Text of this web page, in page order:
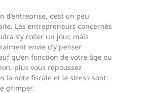
d’entreprise, c’est un peu
Les entrepreneurs concernés
s’y coller un jour, mais
envie d’y penser
qu’en fonction de votre âge ou
plus vous repoussez
la note fiscale et le stress sont
grimper.